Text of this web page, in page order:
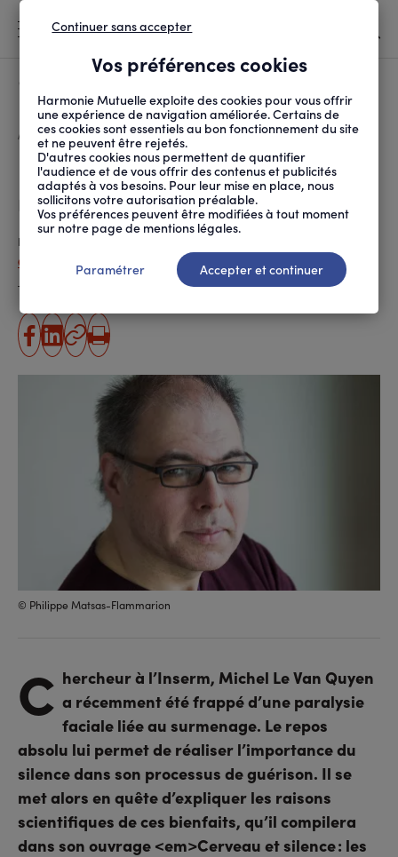
D'ARIANE
ACCUEIL SANTÉ ET SOINS MALADIES ET TRAITEMENTS LES BIENFAITS DU SIL...
Les bienfaits du silence sur
notre organisme
Publié le
Capucine Bordet (ANPM-FRANCE MUTUALITÉ)
Temps de lecture estimé 4 minute(s)
partager
sur
facebook
partager
sur
linkedin
Copier
l'URL
Imprimer
© Philippe Matsas-Flammarion
C hercheur à l’Inserm, Michel Le Van Quyen
a récemment été frappé d’une paralysie
faciale liée au surmenage. Le repos
absolu lui permet de réaliser l’importance du
silence dans son processus de guérison. Il se
met alors en quête d’expliquer les raisons
scientifiques de ces bienfaits, qu’il compilera
dans son ouvrage <em>Cerveau et silence : les
Vos préférences cookies
Harmonie Mutuelle exploite des cookies pour vous offrir
une expérience de navigation améliorée. Certains de
ces cookies sont essentiels au bon fonctionnement du site
et ne peuvent être rejetés.
D'autres cookies nous permettent de quantifier
l'audience et de vous offrir des contenus et publicités
adaptés à vos besoins. Pour leur mise en place, nous
sollicitons votre autorisation préalable.
Vos préférences peuvent être modifiées à tout moment
sur notre page de mentions légales.
Continuer sans accepter
Paramétrer Accepter et continuer